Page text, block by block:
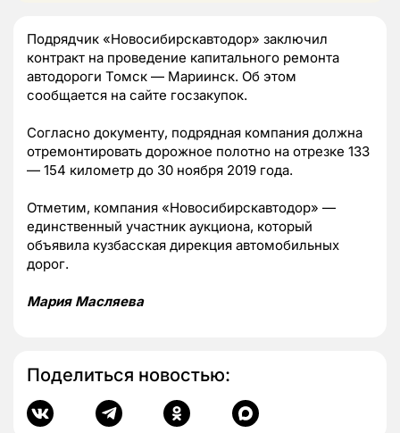
Подрядчик «Новосибирскавтодор» заключил
контракт на проведение капитального ремонта
автодороги Томск — Мариинск. Об этом
сообщается на сайте госзакупок.
Согласно документу, подрядная компания должна
отремонтировать дорожное полотно на отрезке 133
— 154 километр до 30 ноября 2019 года.
Отметим, компания «Новосибирскавтодор» —
единственный участник аукциона, который
объявила кузбасская дирекция автомобильных
дорог.
Мария Масляева
Поделиться новостью: